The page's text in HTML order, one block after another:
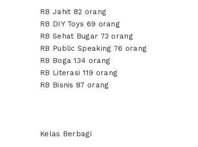
RB Jahit 82 orang
RB DIY Toys 69 orang
RB Sehat Bugar 73 orang
RB Public Speaking 76 orang
RB Boga 134 orang
RB Literasi 119 orang
RB Bisnis 87 orang
Kelas Berbagi